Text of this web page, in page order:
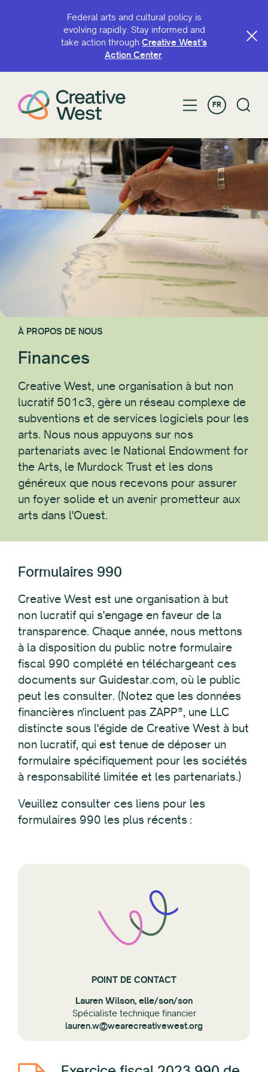
Federal arts and cultural policy is
evolving rapidly. Stay informed and
take action through Creative West’s
Action Center.
FR
À PROPOS DE NOUS
Finances
Creative West, une organisation à but non
lucratif 501c3, gère un réseau complexe de
subventions et de services logiciels pour les
arts. Nous nous appuyons sur nos
partenariats avec le National Endowment for
the Arts, le Murdock Trust et les dons
généreux que nous recevons pour assurer
un foyer solide et un avenir prometteur aux
arts dans l'Ouest.
Formulaires 990
Creative West est une organisation à but
non lucratif qui s'engage en faveur de la
transparence. Chaque année, nous mettons
à la disposition du public notre formulaire
fiscal 990 complété en téléchargeant ces
documents sur Guidestar.com, où le public
peut les consulter. (Notez que les données
financières n'incluent pas ZAPP®, une LLC
distincte sous l'égide de Creative West à but
non lucratif, qui est tenue de déposer un
formulaire spécifiquement pour les sociétés
à responsabilité limitée et les partenariats.)
Veuillez consulter ces liens pour les
formulaires 990 les plus récents :
POINT DE CONTACT
Lauren Wilson, elle/son/son
Spécialiste technique financier
lauren.w@wearecreativewest.org